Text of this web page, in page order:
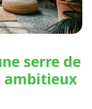
serre de
ambitieux